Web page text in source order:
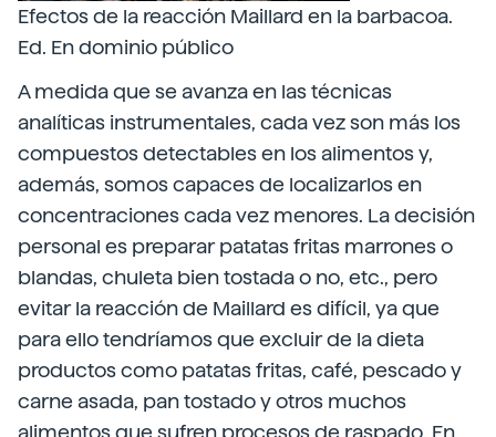
Efectos de la reacción Maillard en la barbacoa.
Ed. En dominio público
A medida que se avanza en las técnicas
analíticas instrumentales, cada vez son más los
compuestos detectables en los alimentos y,
además, somos capaces de localizarlos en
concentraciones cada vez menores. La decisión
personal es preparar patatas fritas marrones o
blandas, chuleta bien tostada o no, etc., pero
evitar la reacción de Maillard es difícil, ya que
para ello tendríamos que excluir de la dieta
productos como patatas fritas, café, pescado y
carne asada, pan tostado y otros muchos